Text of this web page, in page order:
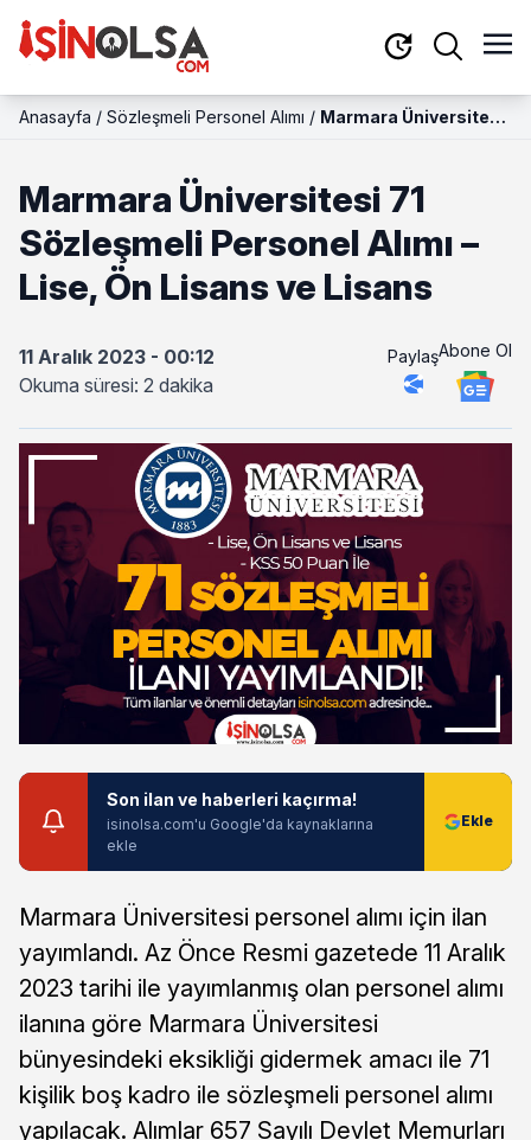
Anasayfa / Sözleşmeli Personel Alımı / Marmara Üniversitesi
Ön Lisans ve Lisans
Marmara Üniversitesi 71
Sözleşmeli Personel Alımı –
Lise, Ön Lisans ve Lisans
11 Aralık 2023 - 00:12
Okuma süresi: 2 dakika
PaylaşAbone Ol
Son ilan ve haberleri kaçırma!
isinolsa.com'u Google'da kaynaklarına
ekle
Marmara Üniversitesi personel alımı için ilan
yayımlandı. Az Önce Resmi gazetede 11 Aralık
2023 tarihi ile yayımlanmış olan personel alımı
ilanına göre Marmara Üniversitesi
bünyesindeki eksikliği gidermek amacı ile 71
kişilik boş kadro ile sözleşmeli personel alımı
yapılacak. Alımlar 657 Sayılı Devlet Memurları